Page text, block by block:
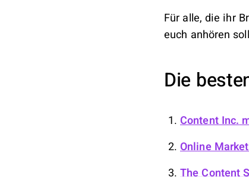
Für alle, die ihr
euch anhören
Die
Content Inc.
Online
The Content